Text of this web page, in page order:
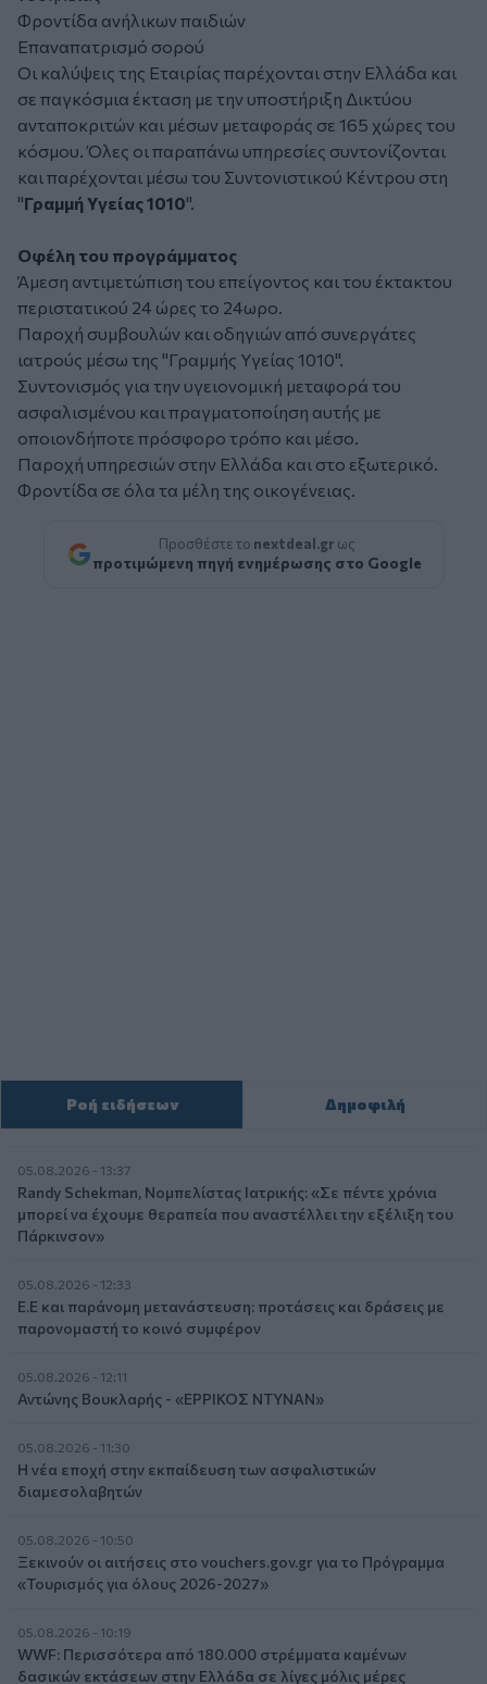
Φροντίδα ανήλικων παιδιών
Επαναπατρισμό σορού
Οι καλύψεις της Εταιρίας παρέχονται στην Ελλάδα και
σε παγκόσμια έκταση με την υποστήριξη Δικτύου
ανταποκριτών και μέσων μεταφοράς σε 165 χώρες του
κόσμου. Όλες οι παραπάνω υπηρεσίες συντονίζονται
και παρέχονται μέσω του Συντονιστικού Κέντρου στη
"Γραμμή Υγείας 1010".
Οφέλη του προγράμματος
Άμεση αντιμετώπιση του επείγοντος και του έκτακτου
περιστατικού 24 ώρες το 24ωρο.
Παροχή συμβουλών και οδηγιών από συνεργάτες
ιατρούς μέσω της "Γραμμής Υγείας 1010".
Συντονισμός για την υγειονομική μεταφορά του
ασφαλισμένου και πραγματοποίηση αυτής με
οποιονδήποτε πρόσφορο τρόπο και μέσο.
Παροχή υπηρεσιών στην Ελλάδα και στο εξωτερικό.
Φροντίδα σε όλα τα μέλη της οικογένειας.
Προσθέστε το nextdeal.gr ως
προτιμώμενη πηγή ενημέρωσης στο Google
Ροή ειδήσεων Δημοφιλή
05.08.2026 - 13:37
Randy Schekman, Νομπελίστας Ιατρικής: «Σε πέντε χρόνια
μπορεί να έχουμε θεραπεία που αναστέλλει την εξέλιξη του
Πάρκινσον»
05.08.2026 - 12:33
Ε.Ε και παράνομη μετανάστευση: προτάσεις και δράσεις με
παρονομαστή το κοινό συμφέρον
05.08.2026 - 12:11
Αντώνης Βουκλαρής - «ΕΡΡΙΚΟΣ ΝΤΥΝΑΝ»
05.08.2026 - 11:30
Η νέα εποχή στην εκπαίδευση των ασφαλιστικών
διαμεσολαβητών
05.08.2026 - 10:50
Ξεκινούν οι αιτήσεις στο vouchers.gov.gr για το Πρόγραμμα
«Τουρισμός για όλους 2026-2027»
05.08.2026 - 10:19
WWF: Περισσότερα από 180.000 στρέμματα καμένων
δασικών εκτάσεων στην Ελλάδα σε λίγες μόλις μέρες